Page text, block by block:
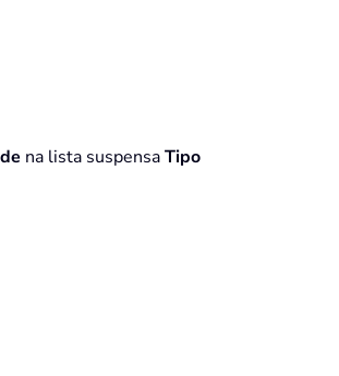
na lista suspensaTipo